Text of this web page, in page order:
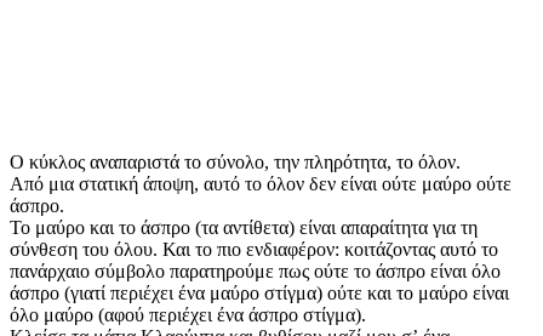
Ο κύκλος αναπαριστά το σύνολο, την πληρότητα, το όλον.
Από μια στατική άποψη, αυτό το όλον δεν είναι ούτε μαύρο ούτε
άσπρο.
Το μαύρο και το άσπρο (τα αντίθετα) είναι απαραίτητα για τη
σύνθεση του όλου. Και το πιο ενδιαφέρον: κοιτάζοντας αυτό το
πανάρχαιο σύμβολο παρατηρούμε πως ούτε το άσπρο είναι όλο
άσπρο (γιατί περιέχει ένα μαύρο στίγμα) ούτε και το μαύρο είναι
όλο μαύρο (αφού περιέχει ένα άσπρο στίγμα).